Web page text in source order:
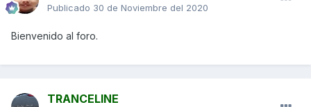
Publicado 30 de Noviembre del 2020
Bienvenido al foro.
TRANCELINE